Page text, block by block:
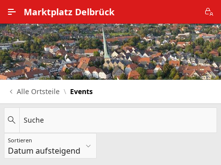
Marktplatz Delbrück
Alle Ortsteile
Impressum
Datenschutz
Alle Ortsteile Events
Suche
Sortieren